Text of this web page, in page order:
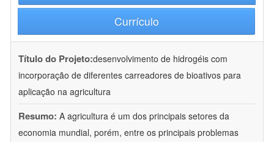
Currículo
Título do Projeto:desenvolvimento de hidrogéis com
incorporação de diferentes carreadores de bioativos para
aplicação na agricultura
Resumo: A agricultura é um dos principais setores da
economia mundial, porém, entre os principais problemas